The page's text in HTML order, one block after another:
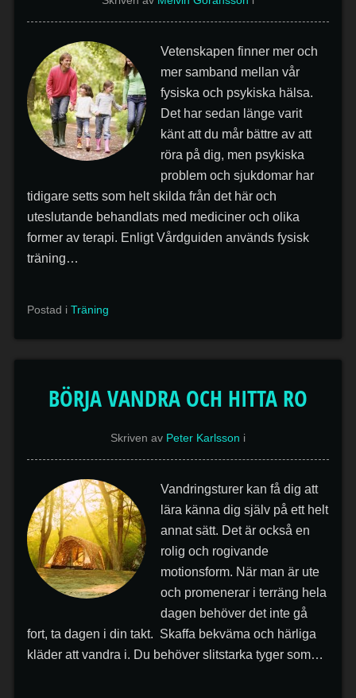
Vetenskapen finner mer och
mer samband mellan vår
fysiska och psykiska hälsa.
Det har sedan länge varit
känt att du mår bättre av att
röra på dig, men psykiska
problem och sjukdomar har
tidigare setts som helt skilda från det här och
uteslutande behandlats med mediciner och olika
former av terapi. Enligt Vårdguiden används fysisk
träning…
Postad iTräning
BÖRJA VANDRA OCH HITTA RO
Skriven av Peter Karlsson i
Vandringsturer kan få dig att
lära känna dig själv på ett helt
annat sätt. Det är också en
rolig och rogivande
motionsform. När man är ute
och promenerar i terräng hela
dagen behöver det inte gå
fort, ta dagen i din takt. Skaffa bekväma och härliga
kläder att vandra i. Du behöver slitstarka tyger som…